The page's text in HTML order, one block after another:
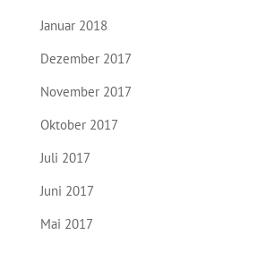
Januar 2018
Dezember 2017
November 2017
Oktober 2017
Juli 2017
Juni 2017
Mai 2017